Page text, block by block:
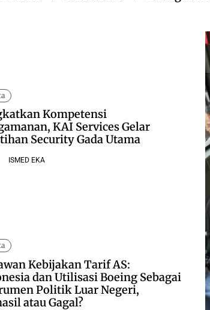
Kompetensi
KAI Services Gelar
Security Gada Utama
ISMED EKA
Kebijakan Tarif AS:
dan Utilisasi Boeing Sebagai
Politik Luar Negeri,
atau Gagal?